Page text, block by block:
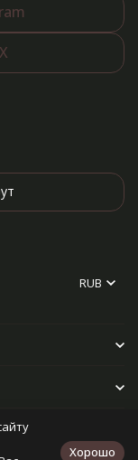
RUB
Хорошо